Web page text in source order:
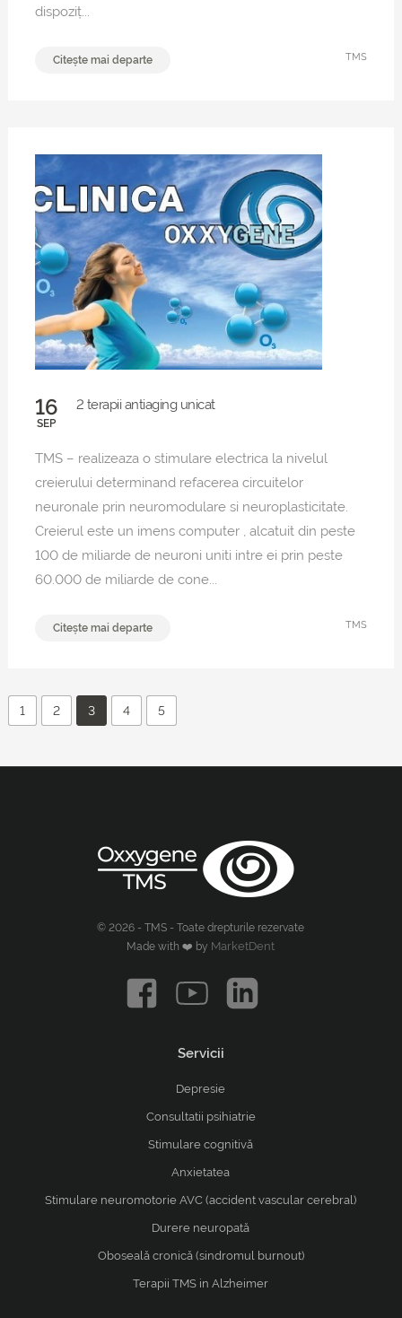
dispoziț...
Citește mai departe TMS
16
SEP
2 terapii antiaging unicat
TMS – realizeaza o stimulare electrica la nivelul
creierului determinand refacerea circuitelor
neuronale prin neuromodulare si neuroplasticitate.
Creierul este un imens computer , alcatuit din peste
100 de miliarde de neuroni uniti intre ei prin peste
60.000 de miliarde de cone...
Citește mai departe TMS
1 2 3 4 5
© 2026 - TMS - Toate drepturile rezervate
Made with ❤️ by MarketDent
Servicii
Depresie
Consultatii psihiatrie
Stimulare cognitivă
Anxietatea
Stimulare neuromotorie AVC (accident vascular cerebral)
Durere neuropată
Oboseală cronică (sindromul burnout)
Terapii TMS in Alzheimer